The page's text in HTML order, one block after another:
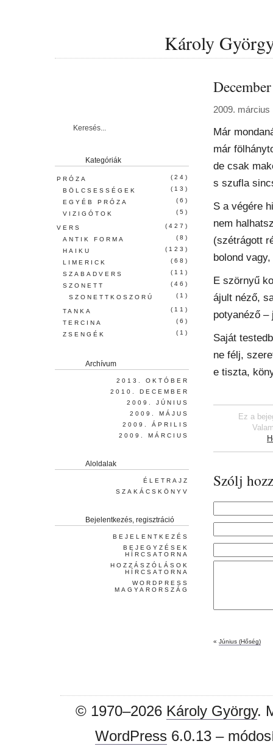
Károly
December
2009. március
Már
már
de csak
s szufla
S a végére
nem
(szétrágott
bolond
E szörnyű
ájult néző,
potyanéző
Saját
ne félj,
e tiszta,
Ez a
Szólj
« Június (Hőség)
Kategóriák
PRÓZA
(24)
BÖLCSESSÉGEK
(13)
EGYÉB PRÓZA
(6)
VIZIGÓTOK
(5)
VERS
(427)
ANTIK FORMA
(8)
HAIKU
(123)
LIMERICK
(68)
SZABADVERS
(11)
SZONETT
(46)
SZONETTKOSZORÚ
(1)
TANKA
(11)
TERCINA
(6)
ZSENGÉK
(1)
Archívum
2013. OKTÓBER
2010. DECEMBER
2009. JÚNIUS
2009. MÁJUS
2009. ÁPRILIS
2009. MÁRCIUS
Aloldalak
ÉLETRAJZ
SZAKÁCSKÖNYV
Bejelentkezés, regisztráció
BEJELENTKEZÉS
BEJEGYZÉSEK
HÍRCSATORNA
HOZZÁSZÓLÁSOK
HÍRCSATORNA
WORDPRESS
MAGYARORSZÁG
© 1970–2026 Károly György.
WordPress6.0.13 –